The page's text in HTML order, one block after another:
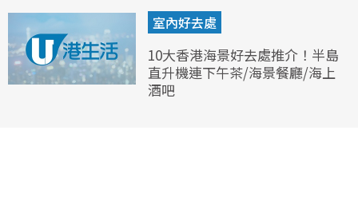
室內好去處
10大香港海景好去處推介！半島
直升機連下午茶/海景餐廳/海上
酒吧